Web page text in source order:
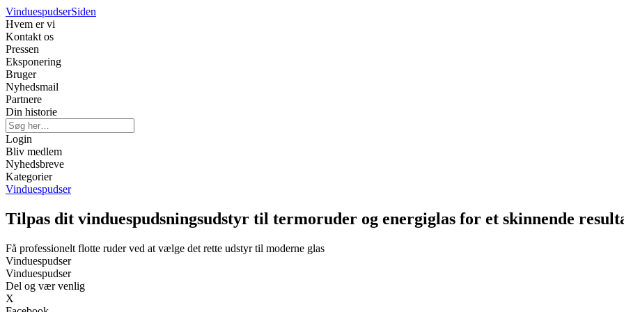
VinduespudserSiden
Hvem er vi
Kontakt os
Pressen
Eksponering
Bruger
Nyhedsmail
Partnere
Din historie
Login
Bliv medlem
Nyhedsbreve
Kategorier
Vinduespudser
Tilpas dit vinduespudsningsudstyr til termoruder og energiglas for et skinnende
Få professionelt flotte ruder ved at vælge det rette udstyr til moderne glas
Vinduespudser
Vinduespudser
Del og vær venlig
X